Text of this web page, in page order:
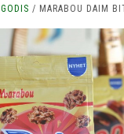
GODIS / MARABOU DAIM